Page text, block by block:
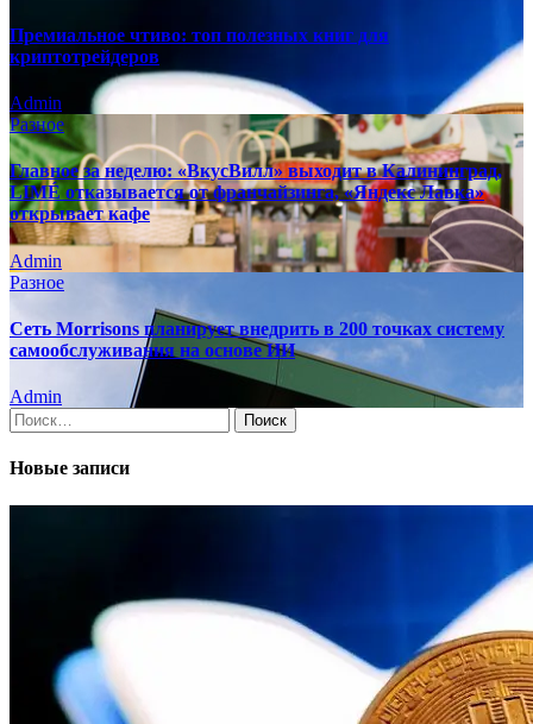
Премиальное чтиво: топ полезных книг для
криптотрейдеров
Admin
Разное
Главное за неделю: «ВкусВилл» выходит в Калининград,
LIMÉ отказывается от франчайзинга, «Яндекс Лавка»
открывает кафе
Admin
Разное
Сеть Morrisons планирует внедрить в 200 точках систему
самообслуживания на основе ИИ
Admin
Найти:
Новые записи